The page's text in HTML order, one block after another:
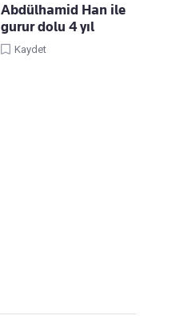
Abdülhamid Han ile
gurur dolu 4 yıl
Kaydet